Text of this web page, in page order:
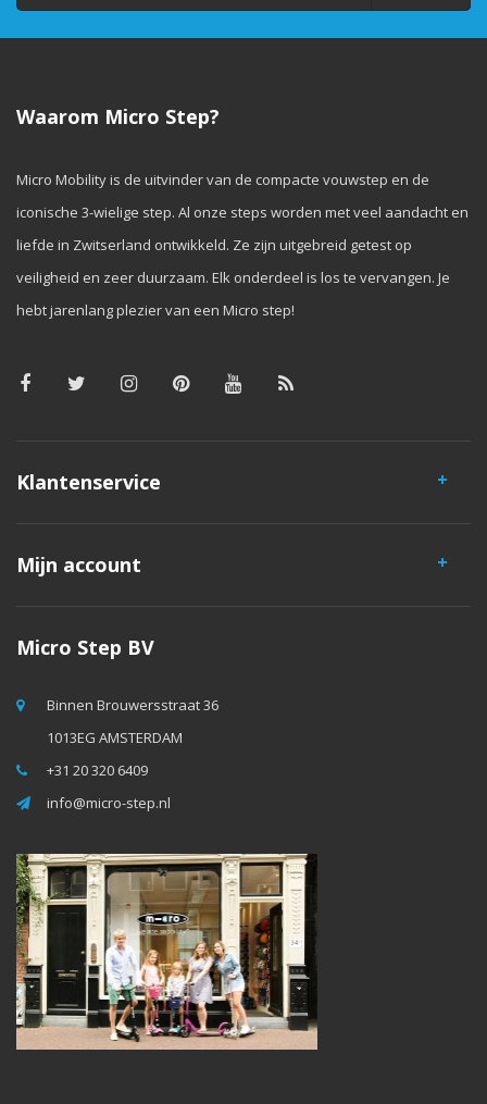
Waarom Micro Step?
Micro Mobility is de uitvinder van de compacte vouwstep en de
iconische 3-wielige step. Al onze steps worden met veel aandacht en
liefde in Zwitserland ontwikkeld. Ze zijn uitgebreid getest op
veiligheid en zeer duurzaam. Elk onderdeel is los te vervangen. Je
hebt jarenlang plezier van een Micro step!
Klantenservice
Mijn account
Micro Step BV
Binnen Brouwersstraat 36
1013EG AMSTERDAM
+31 20 320 6409
info@micro-step.nl